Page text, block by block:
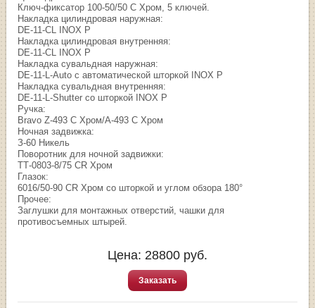
Ключ-фиксатор 100-50/50 С Хром, 5 ключей.
Накладка цилиндровая наружная:
DE-11-CL INOX P
Накладка цилиндровая внутренняя:
DE-11-CL INOX P
Накладка сувальдная наружная:
DE-11-L-Auto с автоматической шторкой INOX P
Накладка сувальдная внутренняя:
DE-11-L-Shutter со шторкой INOX P
Ручка:
Bravo Z-493 C Хром/A-493 C Хром
Ночная задвижка:
З-60 Никель
Поворотник для ночной задвижки:
ТТ-0803-8/75 CR Хром
Глазок:
6016/50-90 CR Хром со шторкой и углом обзора 180°
Прочее:
Заглушки для монтажных отверстий, чашки для
противосъемных штырей.
Цена: 28800 руб.
Заказать